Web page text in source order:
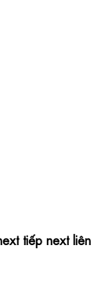
tiếp next liên